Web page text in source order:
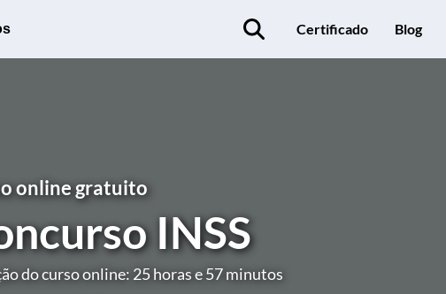
Certificado Blog
online gratuito
INSS
do curso online: 25 horas e 57 minutos